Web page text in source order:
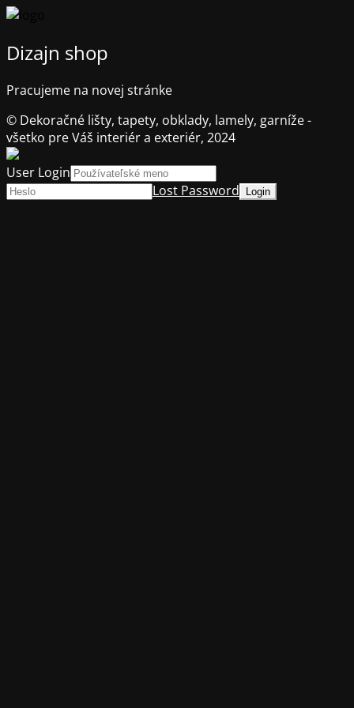
Dizajn shop
Pracujeme na novej stránke
© Dekoračné lišty, tapety, obklady, lamely, garníže -
všetko pre Váš interiér a exteriér, 2024
User Login
Lost Password